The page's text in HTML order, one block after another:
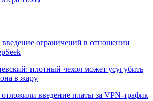
ограничений в отношении
плотный чехол может усугубить
в жару
введение платы за VPN-трафик